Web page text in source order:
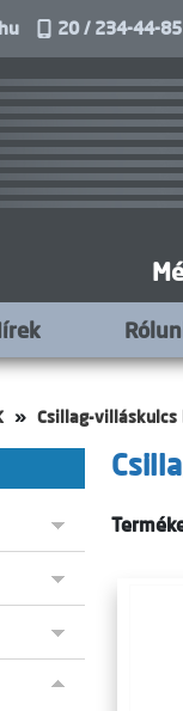
20 / 234-44-
Csillag-villáskulcs